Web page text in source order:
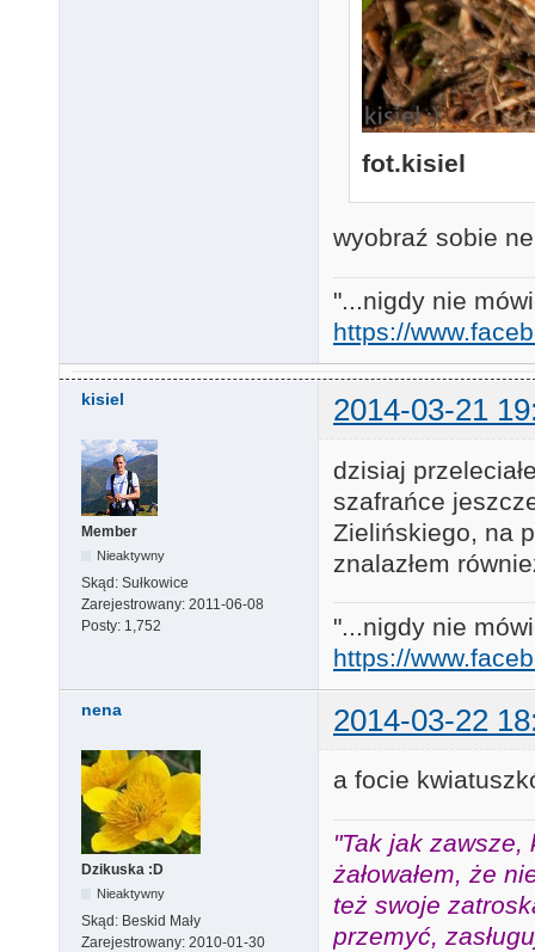
fot.kisiel
wyobraź sobie
"...nigdy nie
https://
kisiel 2014-03-21
Member
Nieaktywny
Skąd: Sułkowice
Zarejestrowany: 2011-06-08
Posty: 1,752
dzisiaj
szafrańce
Zielińskiego, na
znalazłem
"...nigdy nie
https://
nena 2014-03-22
Dzikuska :D
Nieaktywny
Skąd: Beskid Mały
Zarejestrowany: 2010-01-30
a focie
"Tak jak zawsze,
żałowałem, że
też swoje
przemyć,